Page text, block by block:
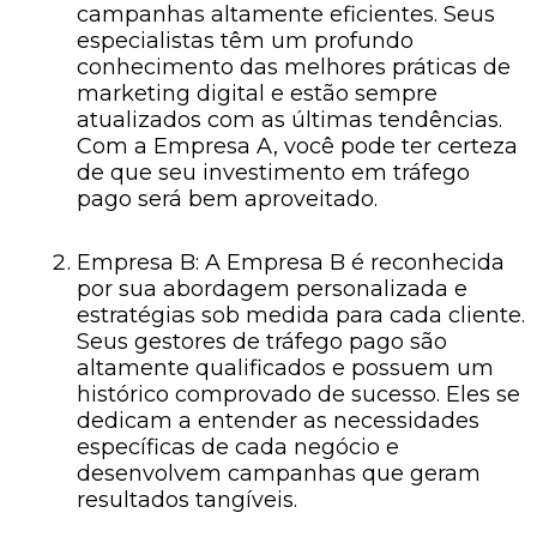
campanhas altamente eficientes. Seus
especialistas têm um profundo
conhecimento das melhores práticas de
marketing digital e estão sempre
atualizados com as últimas tendências.
Com a Empresa A, você pode ter certeza
de que seu investimento em tráfego
pago será bem aproveitado.
Empresa B: A Empresa B é reconhecida
por sua abordagem personalizada e
estratégias sob medida para cada cliente.
Seus gestores de tráfego pago são
altamente qualificados e possuem um
histórico comprovado de sucesso. Eles se
dedicam a entender as necessidades
específicas de cada negócio e
desenvolvem campanhas que geram
resultados tangíveis.